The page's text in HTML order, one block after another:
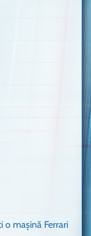
o mașină Ferrari